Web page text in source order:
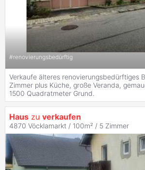
#renovierungsbedürftig
Verkaufe älteres renovierungsbedürftiges
Zimmer plus Küche, große Veranda,
1500 Quadratmeter Grund.
Haus zu verkaufen
4870 Vöcklamarkt / 100m² / 5 Zimmer